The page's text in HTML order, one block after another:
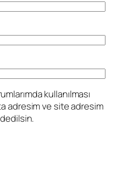
kullanılması
adresim ve site adresim